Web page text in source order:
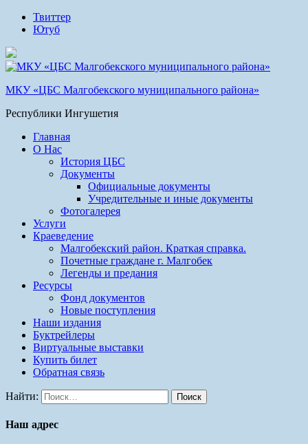
Твиттер
Ютуб
МКУ «ЦБС Малгобекского муниципального района»
Республики Ингушетия
Главная
О Нас
История ЦБС
Документы
Официальные документы
Учредительные и иные документы
Фотогалерея
Услуги
Краеведение
Малгобекский район. Краткая справка.
Почетные граждане г. Малгобек
Легенды и предания
Ресурсы
Фонд документов
Новые поступления
Наши издания
Буктрейлеры
Виртуальные выставки
Купить билет
Обратная связь
Найти:
Наш адрес